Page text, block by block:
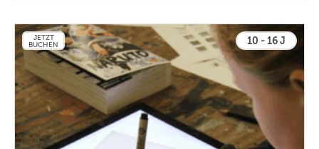
JETZT
BUCHEN
10 - 16 J